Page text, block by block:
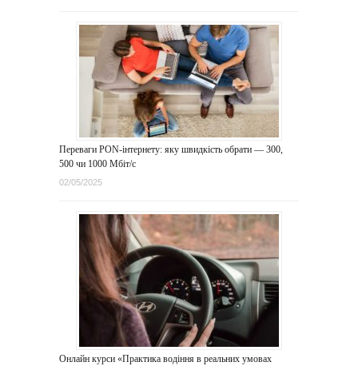
Переваги PON-інтернету: яку швидкість обрати — 300,
500 чи 1000 Мбіт/с
02/05/2025
Онлайн курси «Практика водіння в реальних умовах